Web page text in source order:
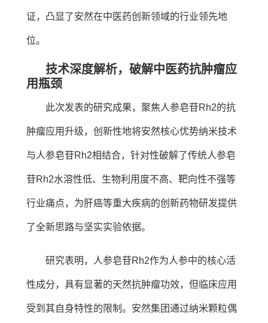
证，凸显了安然在中医药创新领域的行业领先地
位。
技术深度解析，破解中医药抗肿瘤应
用瓶颈
此次发表的研究成果，聚焦人参皂苷Rh2的抗
肿瘤应用升级，创新性地将安然核心优势纳米技术
与人参皂苷Rh2相结合，针对性破解了传统人参皂
苷Rh2水溶性低、生物利用度不高、靶向性不强等
行业痛点，为肝癌等重大疾病的创新药物研发提供
了全新思路与坚实实验依据。
研究表明，人参皂苷Rh2作为人参中的核心活
性成分，具有显著的天然抗肿瘤功效，但临床应用
受到其自身特性的限制。安然集团通过纳米颗粒偶